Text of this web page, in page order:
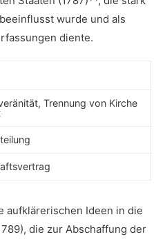
⁤wurde ⁢und als
diente.
Trennung von Kirche
aufklärerischen Ideen in die
die zur Abschaffung der